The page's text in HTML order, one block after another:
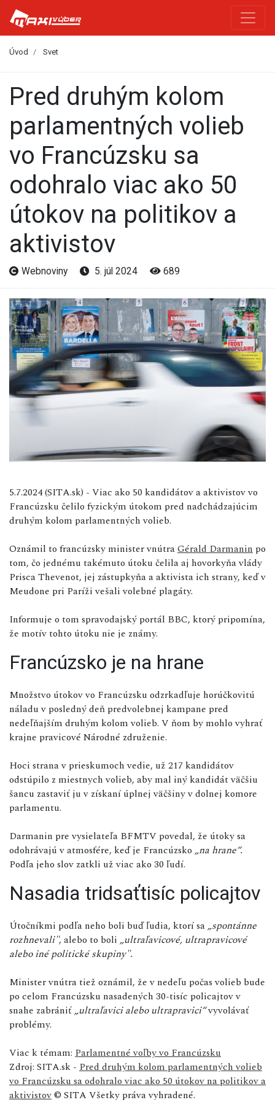
Úvod Svet
Pred druhým kolom
parlamentných volieb
vo Francúzsku sa
odohralo viac ako 50
útokov na politikov a
aktivistov
Webnoviny 5. júl 2024 689
5.7.2024 (SITA.sk) - Viac ako 50 kandidátov a aktivistov vo
Francúzsku čelilo fyzickým útokom pred nadchádzajúcim
druhým kolom parlamentných volieb.
Oznámil to francúzsky minister vnútraGérald Darmanin po
tom, čo jednému takémuto útoku čelila aj hovorkyňa vlády
Prisca Thevenot, jej zástupkyňa a aktivista ich strany, keď v
Meudone pri Paríži vešali volebné plagáty.
Informuje o tom spravodajský portál BBC, ktorý pripomína,
že motív tohto útoku nie je známy.
Francúzsko je na hrane
Množstvo útokov vo Francúzsku odzrkadľuje horúčkovitú
náladu v posledný deň predvolebnej kampane pred
nedeľňajším druhým kolom volieb. V ňom by mohlo vyhrať
krajne pravicové Národné združenie.
Hoci strana v prieskumoch vedie, už 217 kandidátov
odstúpilo z miestnych volieb, aby mal iný kandidát väčšiu
šancu zastaviť ju v získaní úplnej väčšiny v dolnej komore
parlamentu.
Darmanin pre vysielateľa BFMTV povedal, že útoky sa
odohrávajú v atmosfére, keď je Francúzsko „na hrane“.
Podľa jeho slov zatkli už viac ako 30 ľudí.
Nasadia tridsaťtisíc policajtov
Útočníkmi podľa neho boli buď ľudia, ktorí sa „spontánne
rozhnevali", alebo to boli „ultraľavicové, ultrapravicové
alebo iné politické skupiny".
Minister vnútra tiež oznámil, že v nedeľu počas volieb bude
po celom Francúzsku nasadených 30-tisíc policajtov v
snahe zabrániť „ultraľavici alebo ultrapravici“vyvolávať
problémy.
Viac k témam: Parlamentné voľby vo Francúzsku
Zdroj: SITA.sk - Pred druhým kolom parlamentných volieb
vo Francúzsku sa odohralo viac ako 50 útokov na politikov a
aktivistov© SITA Všetky práva vyhradené.